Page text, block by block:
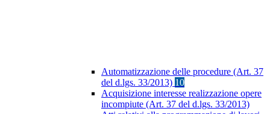
Automatizzazione delle procedure (Art. 37
del d.lgs. 33/2013) 10
Acquisizione interesse realizzazione opere
incompiute (Art. 37 del d.lgs. 33/2013)